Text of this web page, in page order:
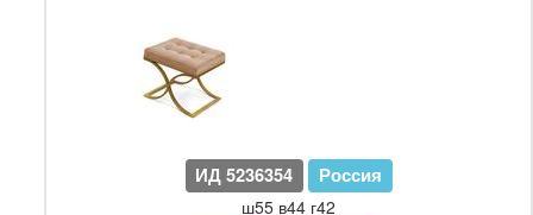
ИД 5236354 Россия
ш55 в44 г42